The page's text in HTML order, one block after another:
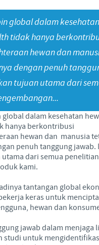
Pengembangan
di dunia
JAWAB
dan ilmiah
kami
kami
Diri
global dalam
tidak hanya
hewan dan
dengan penuh
tujuan utama dari
dalam kesehatan
hanya berkontribusi
hewan dan manusia
penuh tanggung jawab.
dari semua
kami.
tantangan global
keras untuk
hewan dan
jawab dalam menjaga
studi untuk